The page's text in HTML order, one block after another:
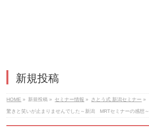
新規投稿
HOME » 新規投稿 » セミナー情報 » さとう式 新潟セミナー »
驚きと笑いが止まりませんでした～新潟 MRTセミナーの感想～